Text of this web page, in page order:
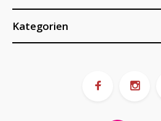
Kategorien